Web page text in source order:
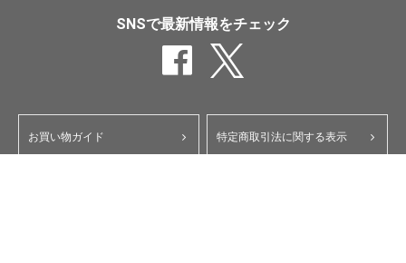
SNSで最新情報をチェック
お買い物ガイド 特定商取引法に関する表示